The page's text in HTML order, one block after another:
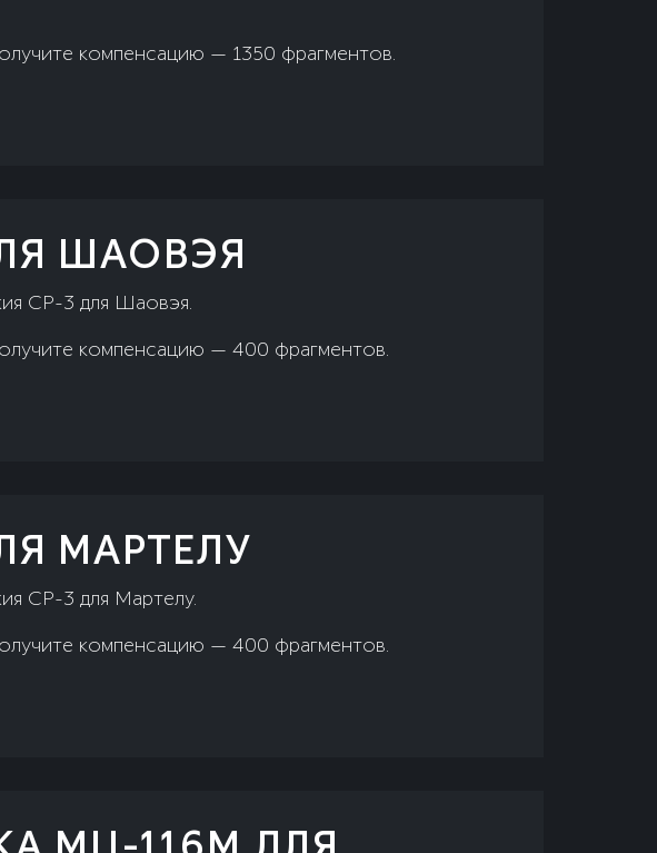
компенсацию — 1350 фрагментов.
ШАОВЭЯ
СР-3 для Шаовэя.
компенсацию — 400 фрагментов.
МАРТЕЛУ
СР-3 для Мартелу.
компенсацию — 400 фрагментов.